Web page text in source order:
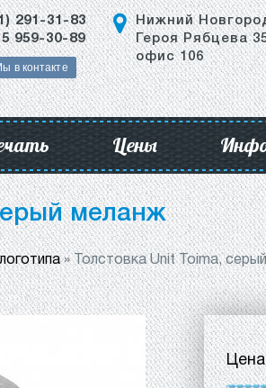
291-31-83
959-30-89
в контакте
Нижний
Героя Рябцева
офис 106
Цены
меланж
»Толстовка Unit Toima,